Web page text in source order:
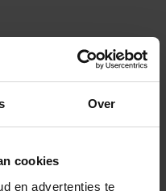
Over
cookies
en advertenties te